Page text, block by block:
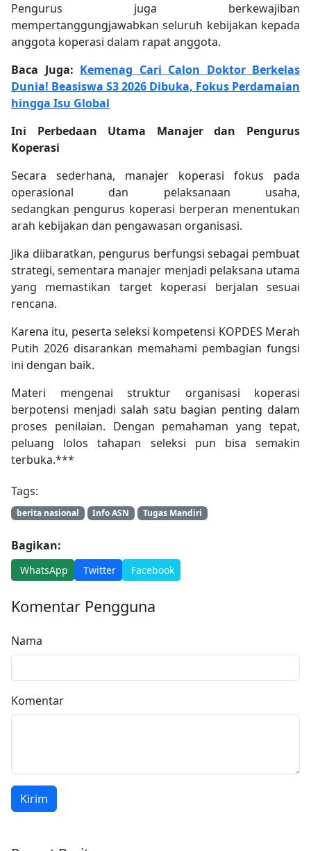
Pengurus juga berkewajiban
mempertanggungjawabkan seluruh kebijakan kepada
anggota koperasi dalam rapat anggota.
Baca Juga: Kemenag Cari Calon Doktor Berkelas
Dunia! Beasiswa S3 2026 Dibuka, Fokus Perdamaian
hingga Isu Global
Ini Perbedaan Utama Manajer dan Pengurus
Koperasi
Secara sederhana, manajer koperasi fokus pada
operasional dan pelaksanaan usaha,
sedangkan pengurus koperasi berperan menentukan
arah kebijakan dan pengawasan organisasi.
Jika diibaratkan, pengurus berfungsi sebagai pembuat
strategi, sementara manajer menjadi pelaksana utama
yang memastikan target koperasi berjalan sesuai
rencana.
Karena itu, peserta seleksi kompetensi KOPDES Merah
Putih 2026 disarankan memahami pembagian fungsi
ini dengan baik.
Materi mengenai struktur organisasi koperasi
berpotensi menjadi salah satu bagian penting dalam
proses penilaian. Dengan pemahaman yang tepat,
peluang lolos tahapan seleksi pun bisa semakin
terbuka.***
Tags:
berita nasional Info ASN Tugas Mandiri
Bagikan:
WhatsApp Twitter Facebook
Komentar Pengguna
Nama
Komentar
Kirim